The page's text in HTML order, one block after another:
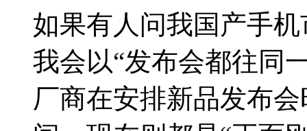
如果有人问我国产手
我会以“发布会都往同
厂商在安排新品发布